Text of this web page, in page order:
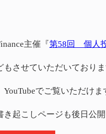
主催『第58回 個人
させていただいておりま
でご覧いただけま
起こしページも後日公